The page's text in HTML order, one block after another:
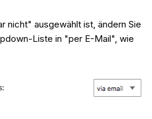
nicht" ausgewählt ist, ändern Sie
Liste in "per E-Mail", wie